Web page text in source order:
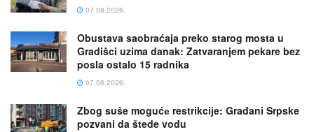
07.08.2026.
Obustava saobraćaja preko starog mosta u
Gradišci uzima danak: Zatvaranjem pekare bez
posla ostalo 15 radnika
07.08.2026.
Zbog suše mogućе restrikcije: Građani Srpske
pozvani da štede vodu